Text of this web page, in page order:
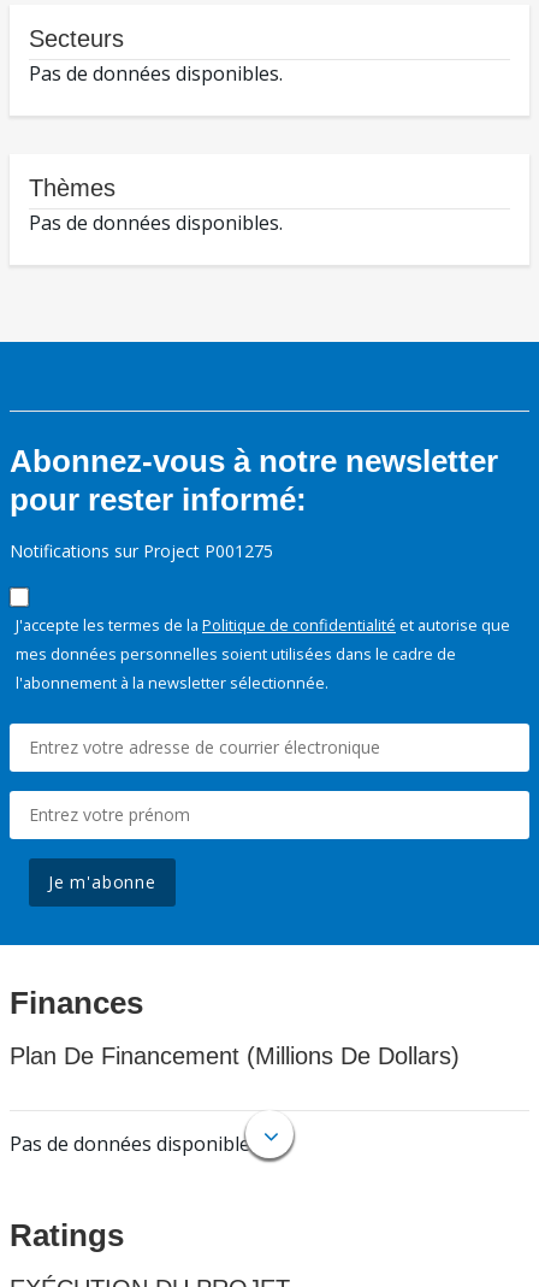
Secteurs
Pas de données disponibles.
Thèmes
Pas de données disponibles.
Abonnez-vous à notre newsletter
pour rester informé:
Notifications sur Project P001275
J'accepte les termes de la Politique de confidentialité et autorise que
mes données personnelles soient utilisées dans le cadre de
l'abonnement à la newsletter sélectionnée.
Je m'abonne
Finances
Plan De Financement (Millions De Dollars)
Pas de données disponibles.
Ratings